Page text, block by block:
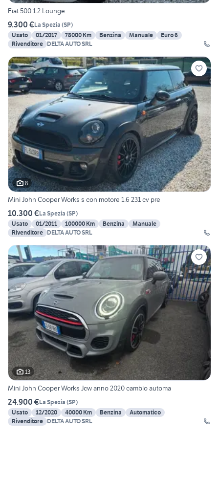
Fiat 500 1.2 Lounge
9.300 €La Spezia (SP)
Usato
01/2017 78000 Km Benzina Manuale
Euro 6
Rivenditore DELTA AUTO SRL
8
Mini John Cooper Works s con motore 1.6 231 cv pre
10.300 €La Spezia (SP)
Usato
01/2011 100000 Km Benzina
Manuale
Rivenditore DELTA AUTO SRL
13
Mini John Cooper Works Jcw anno 2020 cambio automa
24.900 €La Spezia (SP)
Usato
12/2020 40000 Km Benzina
Automatico
Rivenditore DELTA AUTO SRL